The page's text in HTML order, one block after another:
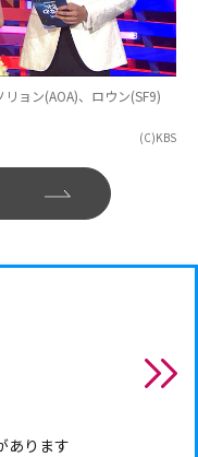
ョン(AOA)、ロウン(SF9)
(C)KBS
あります